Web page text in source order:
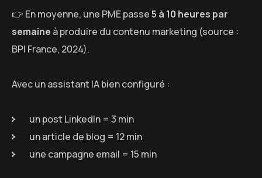
👉 En moyenne, une PME passe5 à 10 heures par
semaine à produire du contenu marketing (source :
BPI France, 2024).
Avec un assistant IA bien configuré :
un post LinkedIn = 3 min
un article de blog = 12 min
une campagne email = 15 min